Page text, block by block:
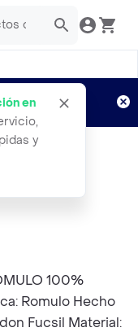
en
y
Aplican TyC
100%
Romulo Hecho
Fucsil Material: